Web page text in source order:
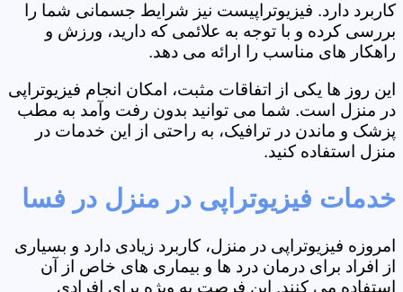
کاربرد دارد. فیزیوتراپیست نیز شرایط جسمانی شما را
بررسی کرده و با توجه به علائمی که دارید، ورزش و
راهکار های مناسب را ارائه می دهد.
این روز ها یکی از اتفاقات مثبت، امکان انجام فیزیوتراپی
در منزل است. شما می توانید بدون رفت وآمد به مطب
پزشک و ماندن در ترافیک، به راحتی از این خدمات در
منزل استفاده کنید.
خدمات فیزیوتراپی در منزل در فسا
امروزه فیزیوتراپی در منزل، کاربرد زیادی دارد و بسیاری
از افراد برای درمان درد ها و بیماری های خاص از آن
استفاده می کنند. این فرصت به ویژه برای افرادی